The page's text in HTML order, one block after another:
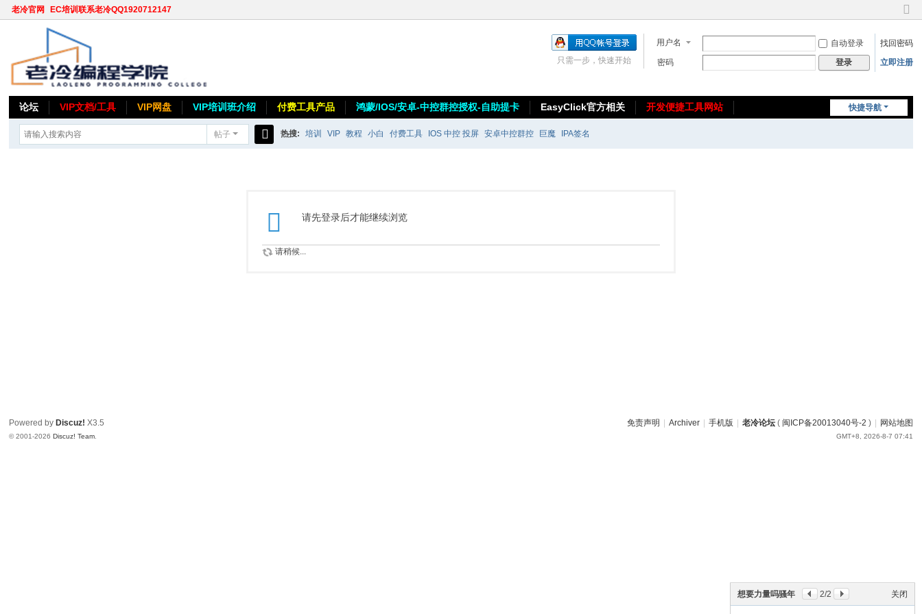
老冷官网 EC培训联系老冷QQ1920712147
切
到
窄
用户名 自动登录
找回密码
密码
登录 立即注册
只需一步，快速开始
快捷导航
论坛 VIP文档/工具 VIP网盘 VIP培训班介绍 付费工具产品 鸿蒙/IOS/安卓-中控群控授权-自助提卡 EasyClick官方相关
开发便捷工具网站
帖子 热搜: 培训 VIP 教程 小白 付费工具 IOS 中控 投屏 安卓中控群控 巨魔 IPA签名
请先登录后才能继续浏览
请稍候...
关闭
想要力量吗骚年 2/2
免责声明 Archiver 手机版 老冷论坛( 闽ICP备20013040号-2 ) 网站地图
GMT+8, 2026-8-7 07:41
Powered by Discuz! X3.5
© 2001-2026Discuz! Team